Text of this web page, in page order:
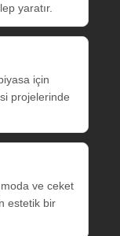
yaratır.
için
projelerinde
ve ceket
estetik bir